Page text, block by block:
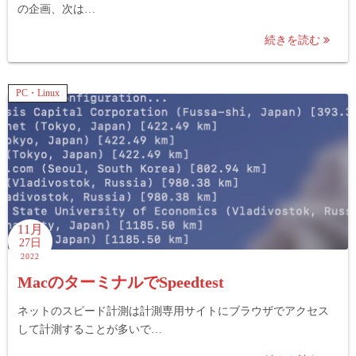
の企画、次は…
続きを読む
PC・Linux
11月
27日
2022
MacのターミナルでSpeedtest
ネットのスピード計測は計測専用サイトにブラウザでアクセス
して計測することが多いで…